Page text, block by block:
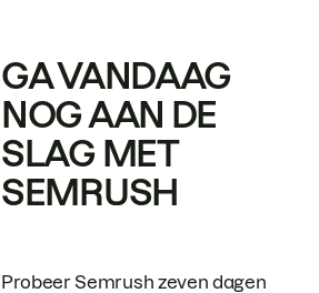
GA VANDAAG
NOG AAN DE
SLAG MET
SEMRUSH
Probeer Semrush zeven dagen